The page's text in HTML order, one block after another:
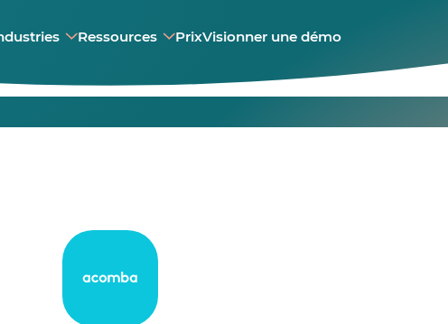
Ressources PrixVisionner une démo